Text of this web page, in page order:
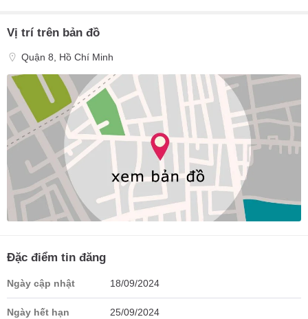
Vị trí trên bản đồ
Quận 8, Hồ Chí Minh
Đặc điểm tin đăng
Ngày cập nhật 18/09/2024
Ngày hết hạn 25/09/2024